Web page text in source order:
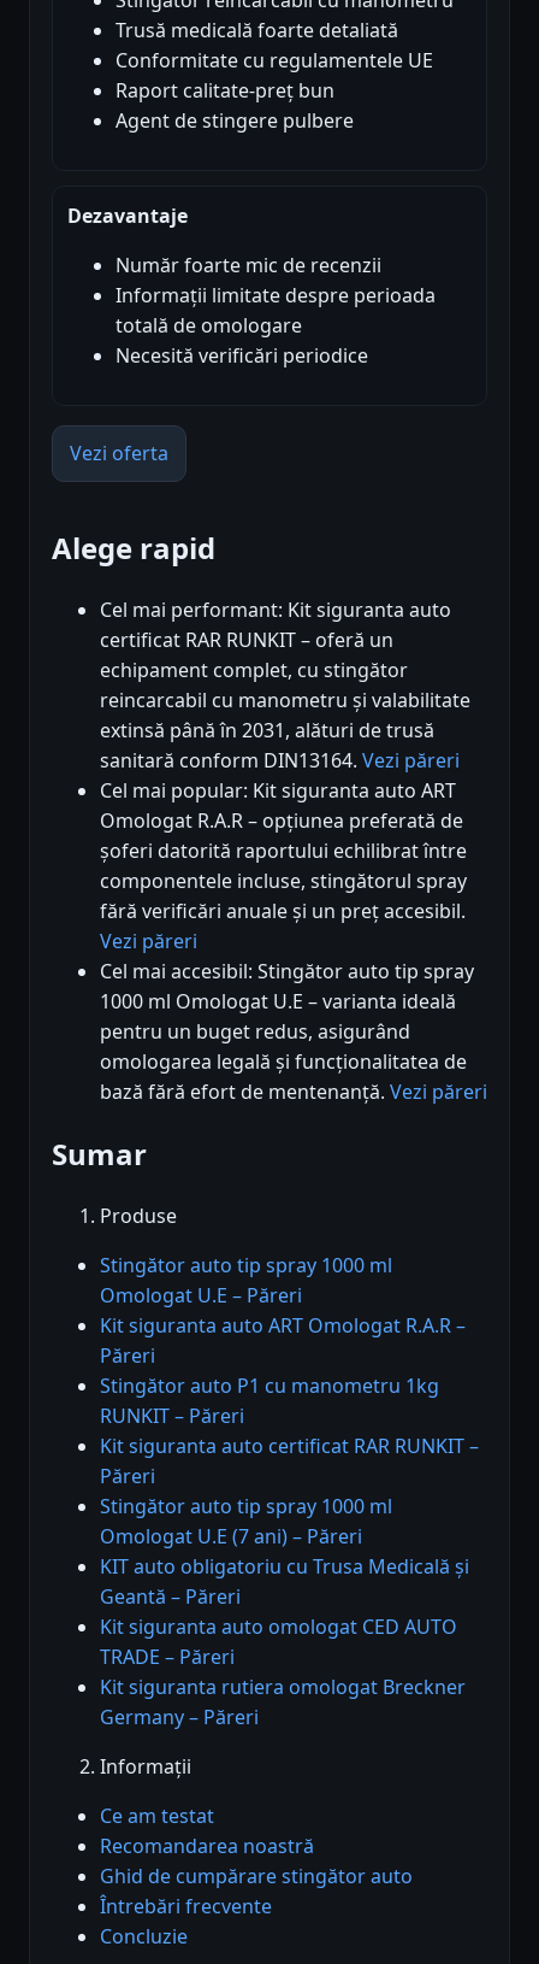
Trusă medicală foarte detaliată
Conformitate cu regulamentele UE
Raport calitate-preț bun
Agent de stingere pulbere
Dezavantaje
Număr foarte mic de recenzii
Informații limitate despre perioada
totală de omologare
Necesită verificări periodice
Vezi oferta
Alege rapid
Cel mai performant: Kit siguranta auto
certificat RAR RUNKIT – oferă un
echipament complet, cu stingător
reincarcabil cu manometru și valabilitate
extinsă până în 2031, alături de trusă
sanitară conform DIN13164. Vezi păreri
Cel mai popular: Kit siguranta auto ART
Omologat R.A.R – opțiunea preferată de
șoferi datorită raportului echilibrat între
componentele incluse, stingătorul spray
fără verificări anuale și un preț accesibil.
Vezi păreri
Cel mai accesibil: Stingător auto tip spray
1000 ml Omologat U.E – varianta ideală
pentru un buget redus, asigurând
omologarea legală și funcționalitatea de
bază fără efort de mentenanță. Vezi păreri
Sumar
Produse
Stingător auto tip spray 1000 ml
Omologat U.E – Păreri
Kit siguranta auto ART Omologat R.A.R –
Păreri
Stingător auto P1 cu manometru 1kg
RUNKIT – Păreri
Kit siguranta auto certificat RAR RUNKIT –
Păreri
Stingător auto tip spray 1000 ml
Omologat U.E (7 ani) – Păreri
KIT auto obligatoriu cu Trusa Medicală și
Geantă – Păreri
Kit siguranta auto omologat CED AUTO
TRADE – Păreri
Kit siguranta rutiera omologat Breckner
Germany – Păreri
Informații
Ce am testat
Recomandarea noastră
Ghid de cumpărare stingător auto
Întrebări frecvente
Concluzie